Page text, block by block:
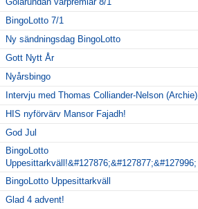
BingoLotto 7/1
Ny sändningsdag BingoLotto
Gott Nytt År
Nyårsbingo
Intervju med Thomas Colliander-Nelson (Archie)
HIS nyförvärv Mansor Fajadh!
God Jul
BingoLotto
Uppesittarkväll!&#127876;&#127877;&#127996;
BingoLotto Uppesittarkväll
Glad 4 advent!